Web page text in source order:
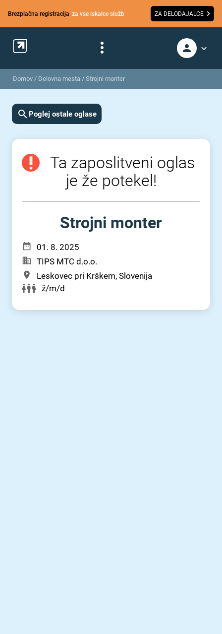
Brezplačna registracija za vse iskalce služb ZA DELODAJALCE
Domov / Delovna mesta / Strojni monter
Poglej ostale oglase
Ta zaposlitveni oglas
je že potekel!
Strojni monter
01. 8. 2025
TIPS MTC d.o.o.
Leskovec pri Krškem, Slovenija
ž/m/d